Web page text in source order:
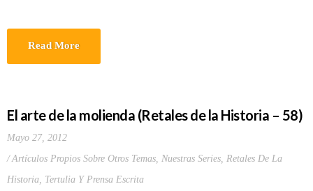
Read More
El arte de la molienda (Retales de la Historia – 58)
Mayo 27, 2012
Artículos Propios Sobre Otros Temas, Nuestras Series, Retales De La
Historia, Tertulia Y Prensa Escrita